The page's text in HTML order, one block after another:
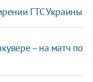
ГТС Украины
– на матч по